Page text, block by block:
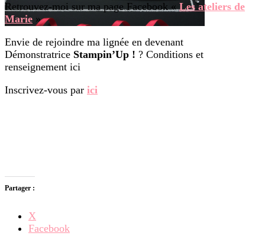
Retrouvez-moi sur ma page Facebook «Les ateliers de
Marie »
Envie de rejoindre ma lignée en devenant
Démonstratrice Stampin’Up ! ? Conditions et
renseignement ici
Inscrivez-vous par ici
Partager :
X
Facebook